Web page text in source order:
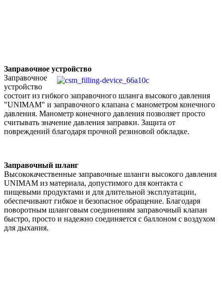
Заправочное устройство
Заправочное
устройство
состоит из гибкого заправочного шланга высокого давления
"UNIMAM" и заправочного клапана с манометром конечного
давления. Манометр конечного давления позволяет просто
считывать значение давления заправки. Защита от
повреждений благодаря прочной резиновой обкладке.
Заправочный шланг
Высококачественные заправочные шланги высокого давления
UNIMAM из материала, допустимого для контакта с
пищевыми продуктами и для длительной эксплуатации,
обеспечивают гибкое и безопасное обращение. Благодаря
поворотным шланговым соединениям заправочный клапан
быстро, просто и надежно соединяется с баллоном с воздухом
для дыхания.